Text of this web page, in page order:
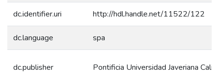
dc.identifier.uri http://hdl.handle.net/11522/122
dc.language spa
dc.publisher Pontificia Universidad Javeriana Cali